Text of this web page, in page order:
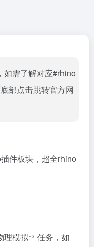
如需了解对应#rhino
部点击跳转官方网
件板块，超全rhino
理模拟
任务，如